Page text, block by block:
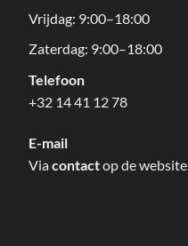
Vrijdag: 9:00–18:00
Zaterdag: 9:00–18:00
Telefoon
+32 14 41 12 78
E-mail
Viacontactop de website.